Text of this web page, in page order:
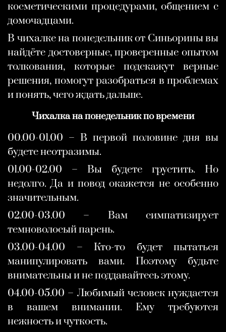
косметическими процедурами, общением с
домочадцами.
В чихалке на понедельник от Синьорины вы
найдёте достоверные, проверенные опытом
толкования, которые подскажут верные
решения, помогут разобраться в проблемах
и понять, чего ждать дальше.
Чихалка на понедельник по времени
00.00-01.00 – В первой половине дня вы
будете неотразимы.
01.00-02.00 – Вы будете грустить. Но
недолго. Да и повод окажется не особенно
значительным.
02.00-03.00 – Вам симпатизирует
темноволосый парень.
03.00-04.00 – Кто-то будет пытаться
манипулировать вами. Поэтому будьте
внимательны и не поддавайтесь этому.
04.00-05.00 – Любимый человек нуждается
в вашем внимании. Ему требуются
нежность и чуткость.